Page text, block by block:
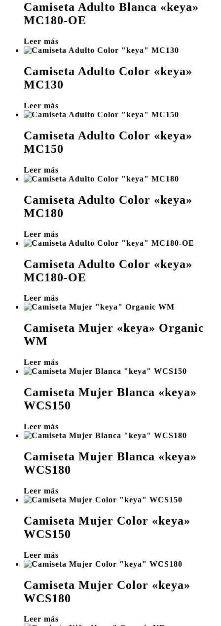
Camiseta Adulto Blanca «keya»
MC180-OE
Leer más
Camiseta Adulto Color «keya»
MC130
Leer más
Camiseta Adulto Color «keya»
MC150
Leer más
Camiseta Adulto Color «keya»
MC180
Leer más
Camiseta Adulto Color «keya»
MC180-OE
Leer más
Camiseta Mujer «keya» Organic
WM
Leer más
Camiseta Mujer Blanca «keya»
WCS150
Leer más
Camiseta Mujer Blanca «keya»
WCS180
Leer más
Camiseta Mujer Color «keya»
WCS150
Leer más
Camiseta Mujer Color «keya»
WCS180
Leer más